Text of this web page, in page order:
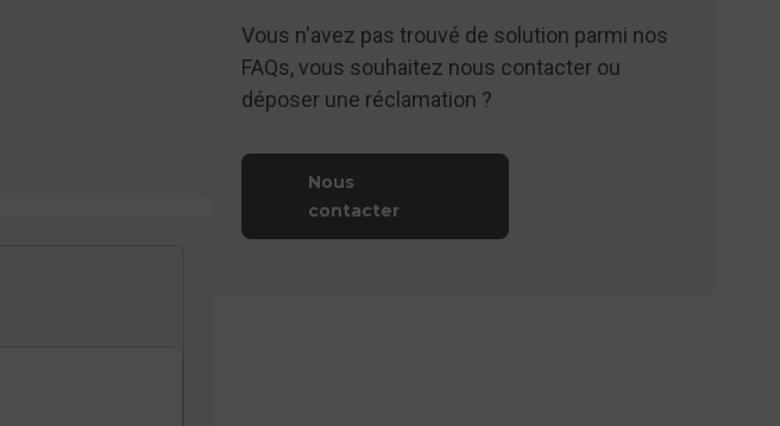
Vous n'avez pas trouvé de solution parmi nos
FAQs, vous souhaitez nous contacter ou
déposer une réclamation ?
Nous
contacter